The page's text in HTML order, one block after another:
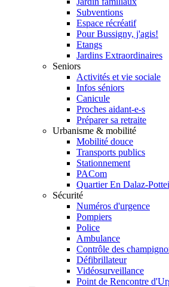
Subventions
Espace récréatif
Pour Bussigny, j'agis!
Etangs
Jardins Extraordinaires
Seniors
Activités et vie sociale
Infos séniors
Canicule
Proches aidant-e-s
Préparer sa retraite
Urbanisme & mobilité
Mobilité douce
Transports publics
Stationnement
PACom
Quartier En Dalaz-
Sécurité
Numéros d'urgence
Pompiers
Police
Ambulance
Contrôle des
Défibrillateur
Vidéosurveillance
Point de Rencontre